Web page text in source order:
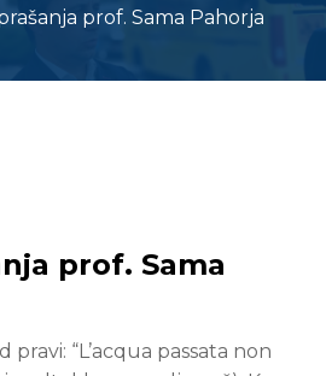
prof. Sama Pahorja
prof. Sama
“L’acqua passata non